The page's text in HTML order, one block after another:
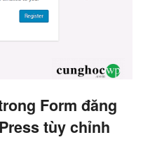
Form đăng
tùy chỉnh